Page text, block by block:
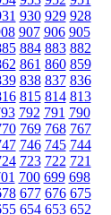
930 929 928
907 906 905
884 883 882
861 860 859
838 837 836
815 814 813
792 791 790
769 768 767
746 745 744
723 722 721
700 699 698
677 676 675
654 653 652